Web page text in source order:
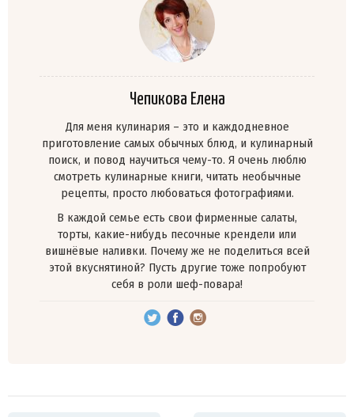
Чепикова Елена
Для меня кулинария – это и каждодневное
приготовление самых обычных блюд, и кулинарный
поиск, и повод научиться чему-то. Я очень люблю
смотреть кулинарные книги, читать необычные
рецепты, просто любоваться фотографиями.
В каждой семье есть свои фирменные салаты,
торты, какие-нибудь песочные крендели или
вишнёвые наливки. Почему же не поделиться всей
этой вкуснятиной? Пусть другие тоже попробуют
себя в роли шеф-повара!